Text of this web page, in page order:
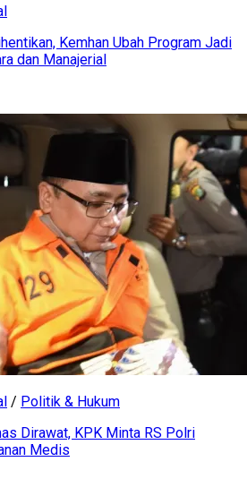
Kemhan Ubah Program Jadi
dan Manajerial
/ Politik & Hukum
Dirawat, KPK Minta RS Polri
Medis